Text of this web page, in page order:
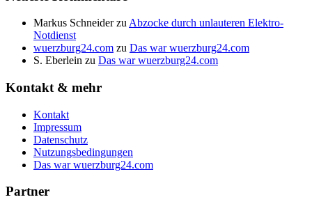
Markus Schneiderzu Abzocke durch unlauteren Elektro-
Notdienst
wuerzburg24.com zu Das war wuerzburg24.com
S. Eberlein zu Das war wuerzburg24.com
Kontakt & mehr
Kontakt
Impressum
Datenschutz
Nutzungsbedingungen
Das war wuerzburg24.com
Partner